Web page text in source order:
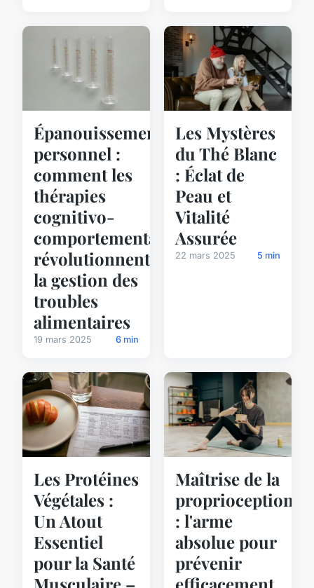
Épanouissement
personnel :
comment les
thérapies
cognitivo-
comportementales
révolutionnent
la gestion des
troubles
alimentaires
19 mars 2025 6 min
Les Mystères
du Thé Blanc
: Éclat de
Peau et
Vitalité
Assurée
22 mars 2025 5 min
Les Protéines
Végétales :
Un Atout
Essentiel
pour la Santé
Maîtrise de la
proprioception
: l'arme
absolue pour
prévenir